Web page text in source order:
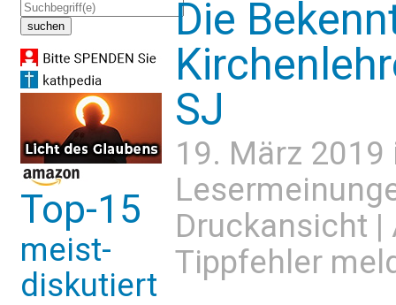
Top-15
meist-
diskutiert
Die
SJ
19. März
Druckansicht |
Tippfehler